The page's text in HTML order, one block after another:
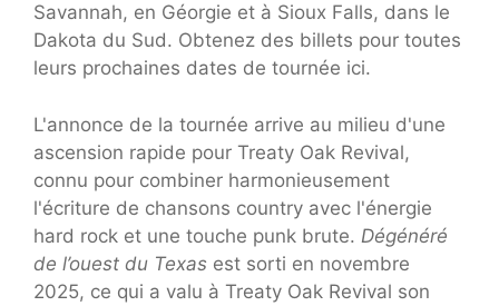
Savannah, en Géorgie et à Sioux Falls, dans le
Dakota du Sud. Obtenez des billets pour toutes
leurs prochaines dates de tournée ici.
L'annonce de la tournée arrive au milieu d'une
ascension rapide pour Treaty Oak Revival,
connu pour combiner harmonieusement
l'écriture de chansons country avec l'énergie
hard rock et une touche punk brute. Dégénéré
de l’ouest du Texas est sorti en novembre
2025, ce qui a valu à Treaty Oak Revival son